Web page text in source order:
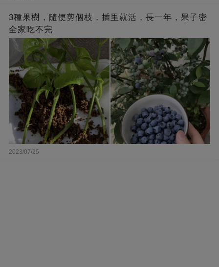
3種果樹，隨便剪個枝，插里就活，長一年，果子密
全家吃不完
2023/07/25